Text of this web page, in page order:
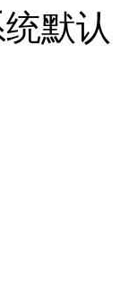
默认